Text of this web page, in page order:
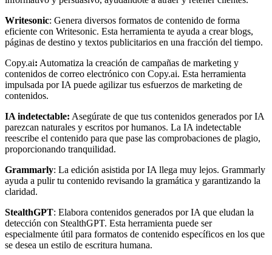
Writesonic: Genera diversos formatos de contenido de forma
eficiente con Writesonic. Esta herramienta te ayuda a crear blogs,
páginas de destino y textos publicitarios en una fracción del tiempo.
Copy.ai: Automatiza la creación de campañas de marketing y
contenidos de correo electrónico con Copy.ai. Esta herramienta
impulsada por IA puede agilizar tus esfuerzos de marketing de
contenidos.
IA indetectable: Asegúrate de que tus contenidos generados por IA
parezcan naturales y escritos por humanos. La IA indetectable
reescribe el contenido para que pase las comprobaciones de plagio,
proporcionando tranquilidad.
Grammarly: La edición asistida por IA llega muy lejos. Grammarly
ayuda a pulir tu contenido revisando la gramática y garantizando la
claridad.
StealthGPT: Elabora contenidos generados por IA que eludan la
detección con StealthGPT. Esta herramienta puede ser
especialmente útil para formatos de contenido específicos en los que
se desea un estilo de escritura humana.